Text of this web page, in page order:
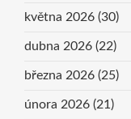
května 2026 (30)
dubna 2026 (22)
března 2026 (25)
února 2026 (21)